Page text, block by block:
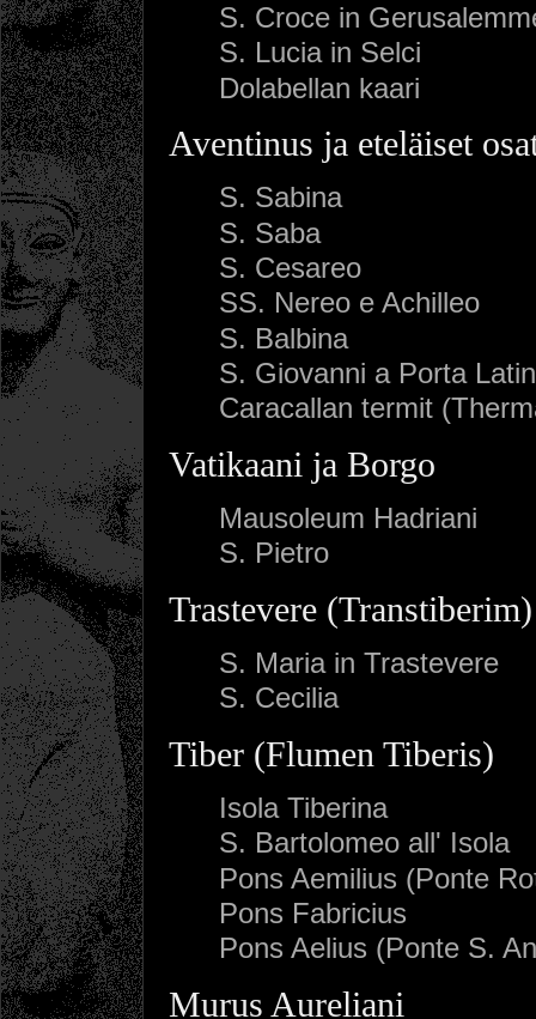
S. Croce in
S. Lucia in Selci
Dolabellan kaari
Aventinus ja eteläiset
S. Sabina
S. Saba
S. Cesareo
SS. Nereo e Achilleo
S. Balbina
S. Giovanni a Porta
Caracallan termit
Vatikaani ja Borgo
Mausoleum Hadriani
S. Pietro
Trastevere (Transtiberim)
S. Maria in Trastevere
S. Cecilia
Tiber (Flumen Tiberis)
Isola Tiberina
S. Bartolomeo all' Isola
Pons Aemilius (Ponte
Pons Fabricius
Pons Aelius (Ponte S.
Murus Aureliani